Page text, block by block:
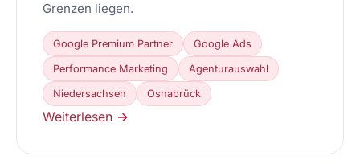
Grenzen liegen.
Google Premium Partner Google Ads
Performance Marketing Agenturauswahl
Niedersachsen Osnabrück
Weiterlesen →